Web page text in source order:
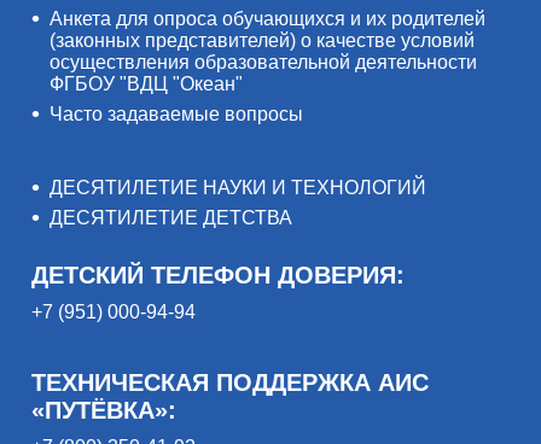
Анкета для опроса обучающихся и их родителей
(законных представителей) о качестве условий
осуществления образовательной деятельности
ФГБОУ "ВДЦ "Океан"
Часто задаваемые вопросы
ДЕСЯТИЛЕТИЕ НАУКИ И ТЕХНОЛОГИЙ
ДЕСЯТИЛЕТИЕ ДЕТСТВА
ДЕТСКИЙ ТЕЛЕФОН ДОВЕРИЯ:
+7 (951) 000-94-94
ТЕХНИЧЕСКАЯ ПОДДЕРЖКА АИС
«ПУТЁВКА»: